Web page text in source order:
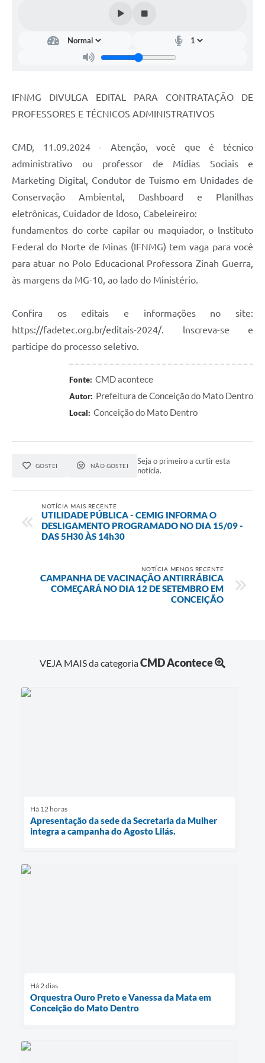
Notificações Ambientais
Conselho Municipal de Conservação e Defesa do
Meio Ambiente-CODEMA
Contratos
Arquivos para Download
Obras
Projetos
Contas Públicas
Links
Serviços Online
IFNMG DIVULGA EDITAL PARA CONTRATAÇÃO DE
PROFESSORES E TÉCNICOS ADMINISTRATIVOS
CMD, 11.09.2024 - Atenção, você que é técnico
administrativo ou professor de Mídias Sociais e
Marketing Digital, Condutor de Tuismo em Unidades de
Conservação Ambiental, Dashboard e Planilhas
eletrônicas, Cuidador de ldoso, Cabeleireiro:
fundamentos do corte capilar ou maquiador, o lnstituto
Federal do Norte de Minas (IFNMG) tem vaga para você
para atuar no Polo Educacional Professora Zinah Guerra,
às margens da MG-10, ao lado do Ministério.
Confira os editais e informações no site:
https://fadetec.org.br/editais-2024/. lnscreva-se e
participe do processo seletivo.
Fonte: CMD acontece
Autor: Prefeitura de Conceição do Mato Dentro
Local: Conceição do Mato Dentro
GOSTEI NÃO GOSTEI
Seja o primeiro a curtir esta
notícia.
NOTÍCIA MAIS RECENTE
UTILIDADE PÚBLICA - CEMIG INFORMA O
DESLIGAMENTO PROGRAMADO NO DIA 15/09 -
DAS 5H30 ÀS 14h30
NOTÍCIA MENOS RECENTE
CAMPANHA DE VACINAÇÃO ANTIRRÁBICA
COMEÇARÁ NO DIA 12 DE SETEMBRO EM
CONCEIÇÃO
VEJA MAIS da categoriaCMD Acontece
Há 12 horas
Apresentação da sede da Secretaria da Mulher
integra a campanha do Agosto Lilás.
Há 2 dias
Orquestra Ouro Preto e Vanessa da Mata em
Conceição do Mato Dentro